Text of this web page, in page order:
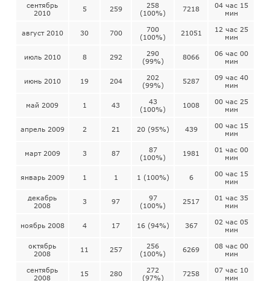
сентябрь
2010
5 259
258
(100%)
7218
04 час 15
мин
август 2010 30 700
700
(100%)
21051
12 час 25
мин
июль 2010 8 292
290
(99%)
8066
06 час 00
мин
июнь 2010 19 204
202
(99%)
5287
09 час 40
мин
май 2009 1 43
43
(100%)
1008
00 час 25
мин
апрель 2009 2 21 20 (95%) 439
00 час 15
мин
март 2009 3 87
87
(100%)
1981
01 час 00
мин
январь 2009 1 1 1 (100%) 6
00 час 15
мин
декабрь
2008
3 97
97
(100%)
2517
01 час 35
мин
ноябрь 2008 4 17 16 (94%) 367
02 час 05
мин
октябрь
2008
11 257
256
(100%)
6269
08 час 00
мин
сентябрь
2008
15 280
272
(97%)
7258
07 час 10
мин